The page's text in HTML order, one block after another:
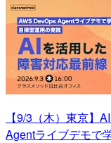
【9/3（木）東京】
Agentライブデモで